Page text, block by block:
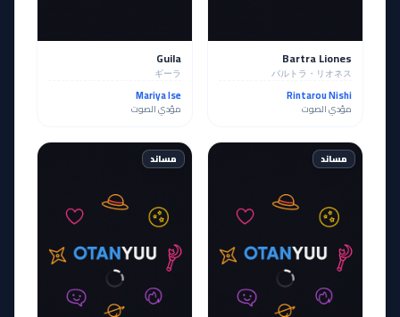
Bartra Liones
バルトラ・リオネス
Rintarou Nishi
مؤدي الصوت
Guila
ギーラ
Mariya Ise
مؤدي الصوت
مساند مساند